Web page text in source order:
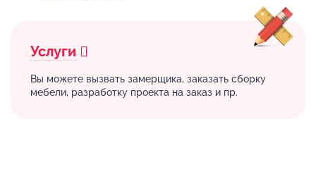
Услуги
Вы можете вызвать замерщика, заказать сборку
мебели, разработку проекта на заказ и пр.